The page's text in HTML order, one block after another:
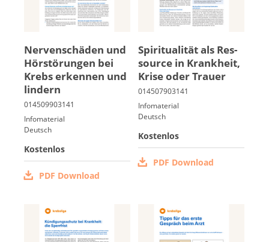
Ner­ven­schä­den und
Hör­stö­run­gen bei
Krebs er­ken­nen und
lin­dern
Infomaterial
Deutsch
Kostenlos
PDF Download
Spi­ri­tua­li­tät als Res­
sour­ce in Krank­heit,
Kri­se oder Trau­er
Infomaterial
Deutsch
Kostenlos
PDF Download